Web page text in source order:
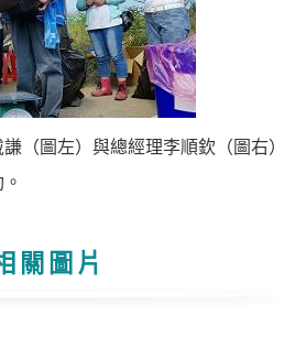
（圖左）與總經理李順欽（圖右）
關圖片